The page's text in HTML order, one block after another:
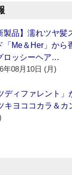
製品】濡れツヤ髪
「Me＆Her」から
ロッシーヘア…
年08月10日 (月)
ディファレント
ヨココカラ＆カ